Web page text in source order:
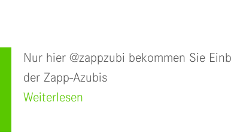
Nur hier @zappzubi bekommen Sie
der Zapp-Azubis
Weiterlesen